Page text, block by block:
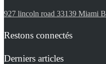
927 lincoln road 33139 Miami
Restons connectés
Derniers articles